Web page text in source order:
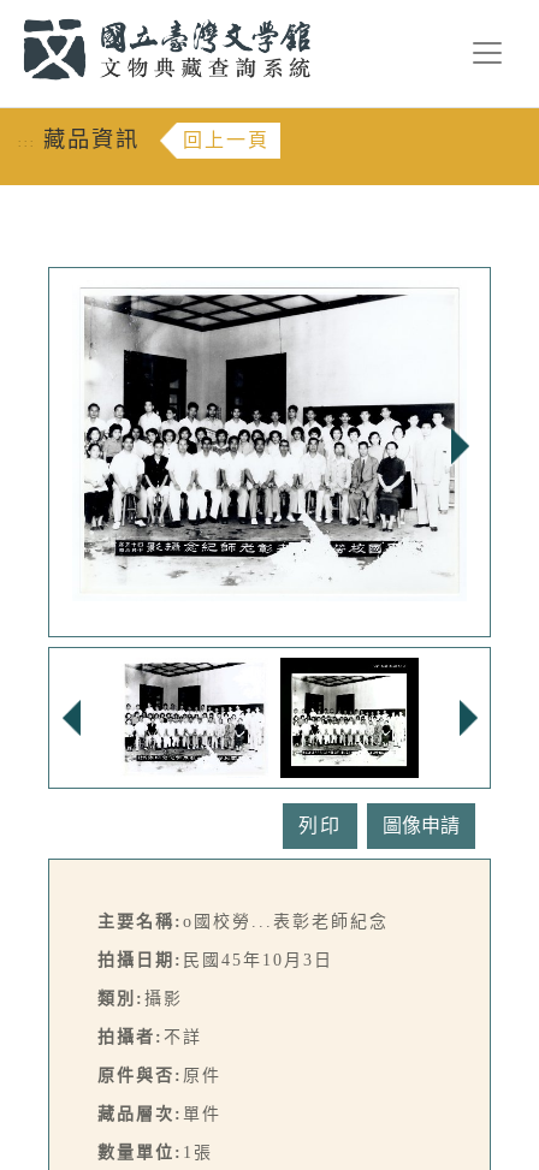
::: 藏品資訊 回上一頁
列印
主要名稱: o國校勞...表彰老師紀念
拍攝日期: 民國45年10月3日
類別: 攝影
拍攝者: 不詳
原件與否: 原件
藏品層次: 單件
數量單位: 1張